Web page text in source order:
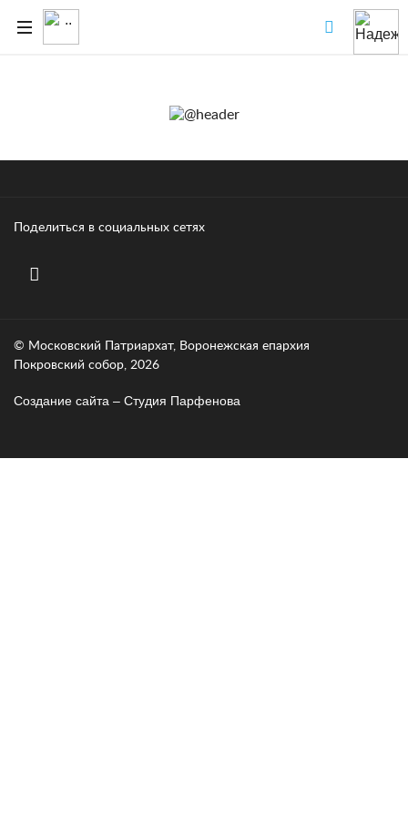
Поделиться в социальных сетях
© Московский Патриархат, Воронежcкая епархия
Покровский собор, 2026
Создание сайта – Cтудия Парфенова